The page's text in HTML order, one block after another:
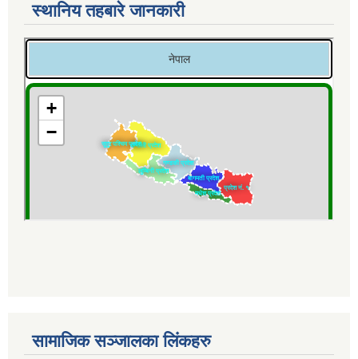
स्थानिय तहबारे जानकारी
सामाजिक सञ्जालका लिंकहरु